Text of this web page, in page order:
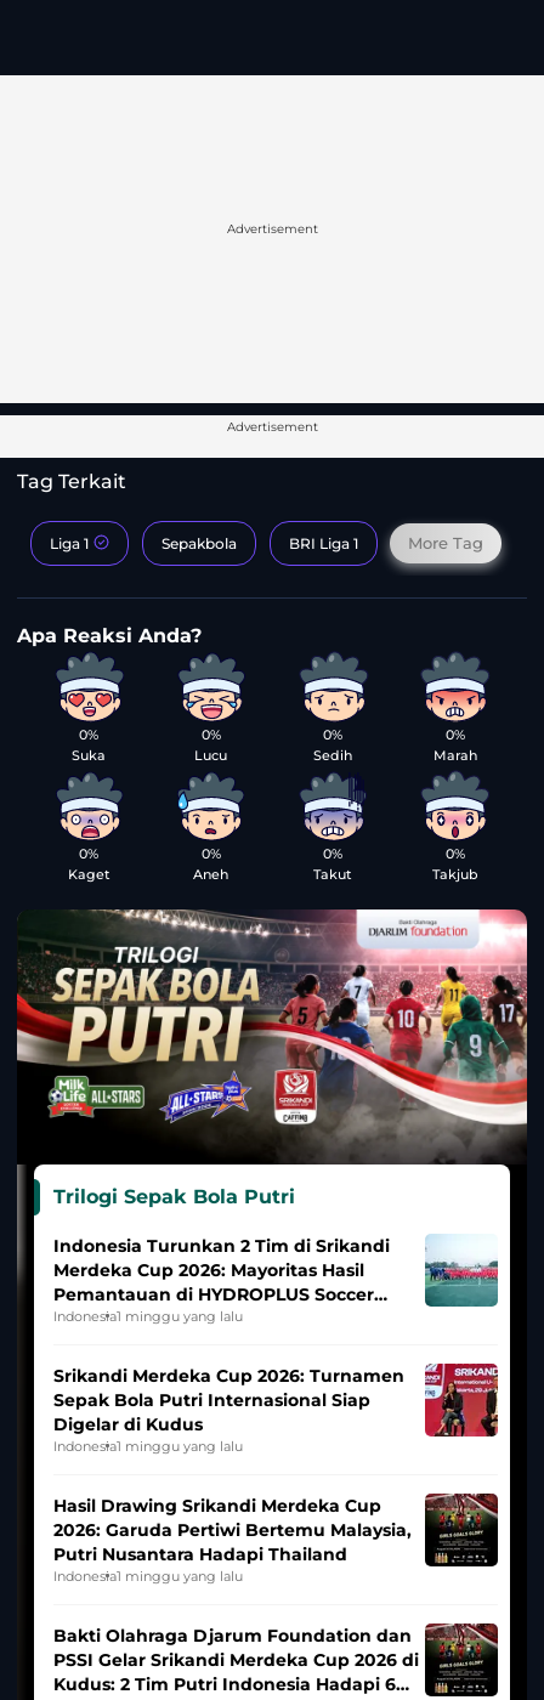
Advertisement
Advertisement
Tag Terkait
Liga 1 Sepakbola BRI Liga 1 More Tag
0%
Suka
0%
Lucu
0%
Sedih
0%
Marah
0%
Kaget
0%
Aneh
0%
Takut
0%
Takjub
Trilogi Sepak Bola Putri
Indonesia Turunkan 2 Tim di Srikandi
Merdeka Cup 2026: Mayoritas Hasil
Pemantauan di HYDROPLUS Soccer
League
Indonesia1 minggu yang lalu
Srikandi Merdeka Cup 2026: Turnamen
Sepak Bola Putri Internasional Siap
Digelar di Kudus
Indonesia1 minggu yang lalu
Hasil Drawing Srikandi Merdeka Cup
2026: Garuda Pertiwi Bertemu Malaysia,
Putri Nusantara Hadapi Thailand
Indonesia1 minggu yang lalu
Bakti Olahraga Djarum Foundation dan
PSSI Gelar Srikandi Merdeka Cup 2026 di
Kudus: 2 Tim Putri Indonesia Hadapi 6